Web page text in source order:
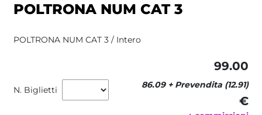
POLTRONA NUM CAT 3
POLTRONA NUM CAT 3 / Intero
N. Biglietti
99.00
86.09 + Prevendita (12.91)
€